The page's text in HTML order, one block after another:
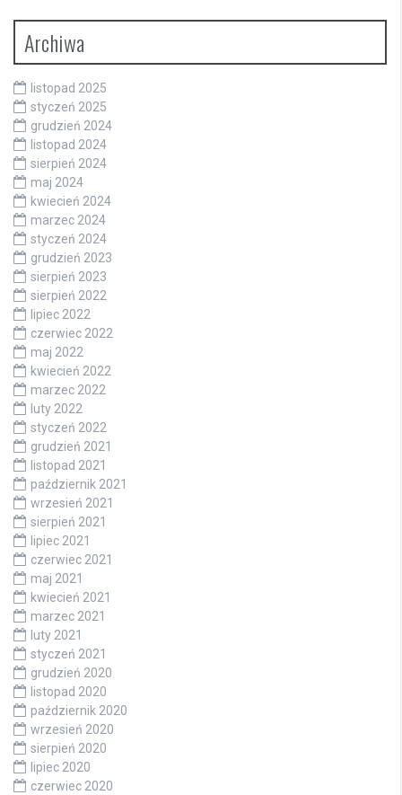
Archiwa
listopad 2025
styczeń 2025
grudzień 2024
listopad 2024
sierpień 2024
maj 2024
kwiecień 2024
marzec 2024
styczeń 2024
grudzień 2023
sierpień 2023
sierpień 2022
lipiec 2022
czerwiec 2022
maj 2022
kwiecień 2022
marzec 2022
luty 2022
styczeń 2022
grudzień 2021
listopad 2021
październik 2021
wrzesień 2021
sierpień 2021
lipiec 2021
czerwiec 2021
maj 2021
kwiecień 2021
marzec 2021
luty 2021
styczeń 2021
grudzień 2020
listopad 2020
październik 2020
wrzesień 2020
sierpień 2020
lipiec 2020
czerwiec 2020